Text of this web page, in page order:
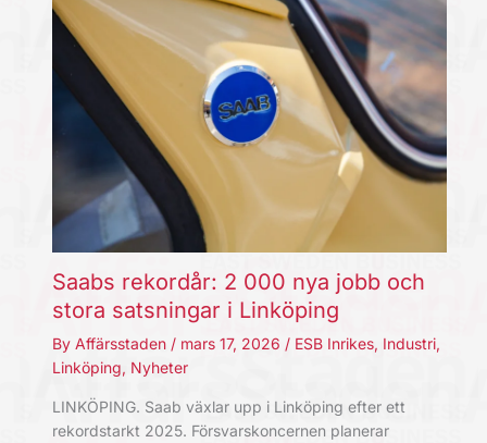
Saabs rekordår: 2 000 nya jobb och
stora satsningar i Linköping
By Affärsstaden / mars 17, 2026 / ESB Inrikes, Industri,
Linköping, Nyheter
LINKÖPING. Saab växlar upp i Linköping efter ett
rekordstarkt 2025. Försvarskoncernen planerar